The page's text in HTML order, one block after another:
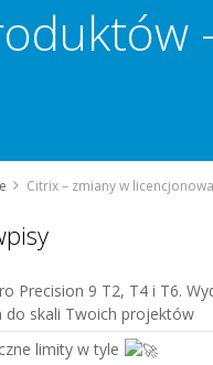
Citrix – zmiany w licencjonowaniu posiadanych
Precision 9 T2, T4 i T6.
do skali Twoich projektów
limity w tyle